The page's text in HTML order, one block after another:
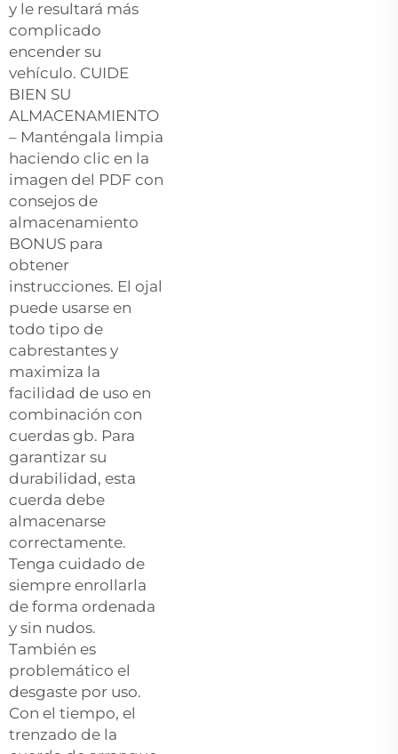
y le resultará más
complicado
encender su
vehículo. CUIDE
BIEN SU
ALMACENAMIENTO
– Manténgala limpia
haciendo clic en la
imagen del PDF con
consejos de
almacenamiento
BONUS para
obtener
instrucciones. El ojal
puede usarse en
todo tipo de
cabrestantes y
maximiza la
facilidad de uso en
combinación con
cuerdas gb. Para
garantizar su
durabilidad, esta
cuerda debe
almacenarse
correctamente.
Tenga cuidado de
siempre enrollarla
de forma ordenada
y sin nudos.
También es
problemático el
desgaste por uso.
Con el tiempo, el
trenzado de la